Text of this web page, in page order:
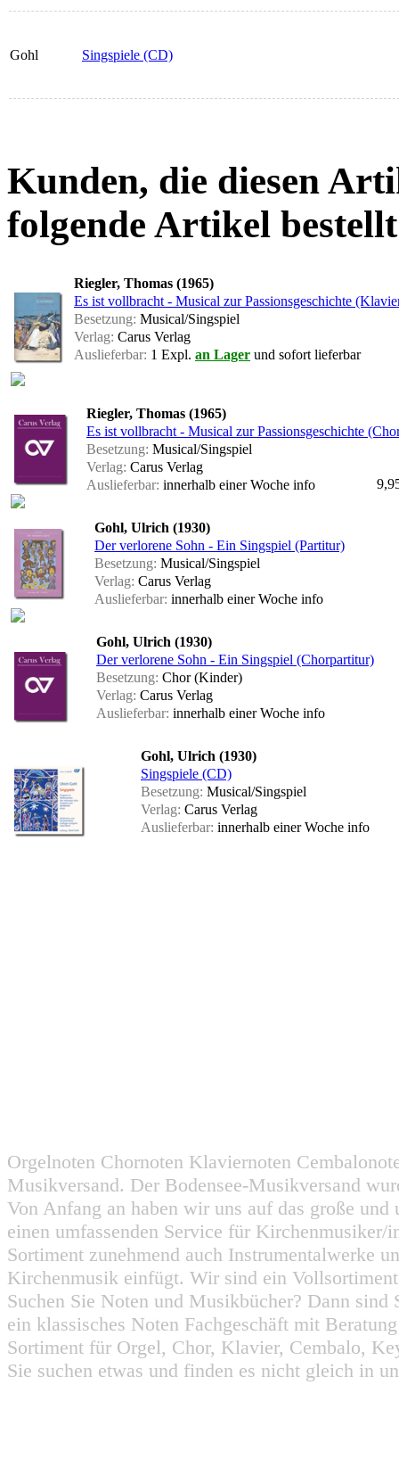
Gohl Singspiele (CD)
Kunden, die diesen
folgende Artikel
Riegler, Thomas (1965)
Es ist vollbracht - Musical zur Passionsgeschichte
Besetzung: Musical/Singspiel
Verlag: Carus Verlag
Auslieferbar: 1 Expl. an Lager und sofort lieferbar
Riegler, Thomas (1965)
Es ist vollbracht - Musical zur Passionsgeschichte
Besetzung: Musical/Singspiel
Verlag: Carus Verlag
Auslieferbar: innerhalb einer Woche info
Gohl, Ulrich (1930)
Der verlorene Sohn - Ein Singspiel (Partitur)
Besetzung: Musical/Singspiel
Verlag: Carus Verlag
Auslieferbar: innerhalb einer Woche info
Gohl, Ulrich (1930)
Der verlorene Sohn - Ein Singspiel (Chorpartitur)
Besetzung: Chor (Kinder)
Verlag: Carus Verlag
Auslieferbar: innerhalb einer Woche info
Gohl, Ulrich (1930)
Singspiele (CD)
Besetzung: Musical/Singspiel
Verlag: Carus Verlag
Auslieferbar: innerhalb einer Woche info
Orgelnoten Chornoten Klaviernoten
Musikversand. Der Bodensee-Musikversand
Von Anfang an haben wir uns auf das große
einen umfassenden Service für
Sortiment zunehmend auch Instrumentalwerke
Kirchenmusik einfügt. Wir sind ein
Suchen Sie Noten und Musikbücher? Dann
ein klassisches Noten Fachgeschäft mit
Sortiment für Orgel, Chor, Klavier, Cembalo,
Sie suchen etwas und finden es nicht gleich in